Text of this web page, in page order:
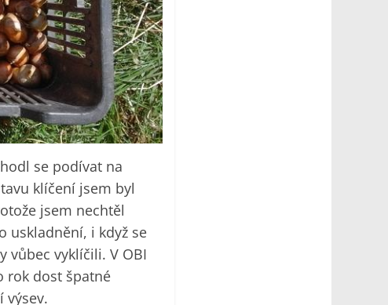
se podívat na
klíčení jsem byl
jsem nechtěl
uskladnění, i když se
vůbec vyklíčili. V OBI
rok dost špatné
výsev.